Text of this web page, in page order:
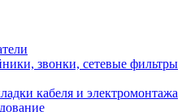
звонки, сетевые фильтры
кабеля и электромонтажа